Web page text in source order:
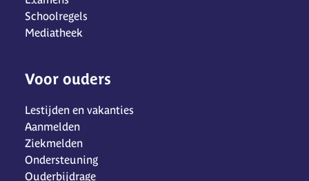
Schoolregels
Mediatheek
Voor ouders
Lestijden en vakanties
Aanmelden
Ziekmelden
Ondersteuning
Ouderbijdrage